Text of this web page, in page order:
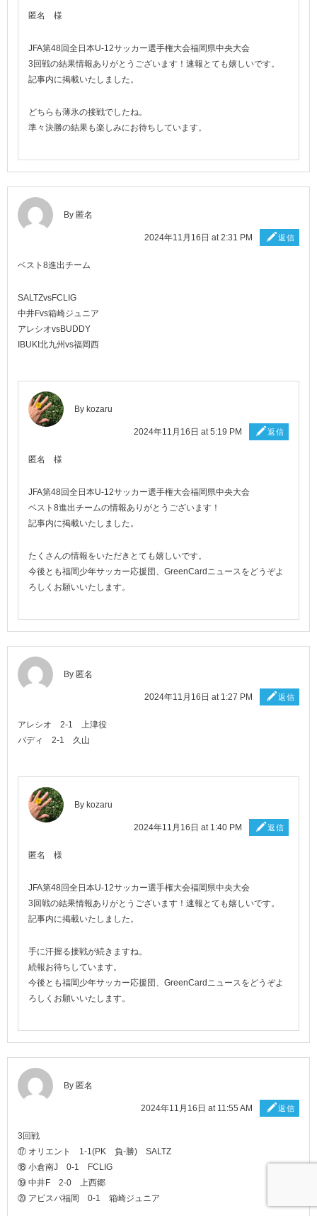
匿名 様
JFA第48回全日本U-12サッカー選手権大会福岡県中央大会
3回戦の結果情報ありがとうございます！速報とても嬉しいです。
記事内に掲載いたしました。
どちらも薄氷の接戦でしたね。
準々決勝の結果も楽しみにお待ちしています。
By 匿名
2024年11月16日 at 2:31 PM 返信
ベスト8進出チーム
SALTZvsFCLIG
中井Fvs箱崎ジュニア
アレシオvsBUDDY
IBUKI北九州vs福岡西
By kozaru
2024年11月16日 at 5:19 PM 返信
匿名 様
JFA第48回全日本U-12サッカー選手権大会福岡県中央大会
ベスト8進出チームの情報ありがとうございます！
記事内に掲載いたしました。
たくさんの情報をいただきとても嬉しいです。
今後とも福岡少年サッカー応援団、GreenCardニュースをどうぞよ
ろしくお願いいたします。
By 匿名
2024年11月16日 at 1:27 PM 返信
アレシオ 2-1 上津役
バディ 2-1 久山
By kozaru
2024年11月16日 at 1:40 PM 返信
匿名 様
JFA第48回全日本U-12サッカー選手権大会福岡県中央大会
3回戦の結果情報ありがとうございます！速報とても嬉しいです。
記事内に掲載いたしました。
手に汗握る接戦が続きますね。
続報お待ちしています。
今後とも福岡少年サッカー応援団、GreenCardニュースをどうぞよ
ろしくお願いいたします。
By 匿名
2024年11月16日 at 11:55 AM 返信
3回戦
⑰ オリエント 1-1(PK 負-勝) SALTZ
⑱ 小倉南J 0-1 FCLIG
⑲ 中井F 2-0 上西郷
⑳ アビスパ福岡 0-1 箱崎ジュニア